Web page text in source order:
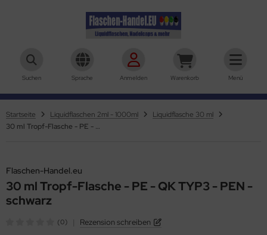
Suchen Sprache Anmelden Warenkorb Menü
Startseite Liquidflaschen 2ml - 1000ml
Liquidflasche 30 ml
30 ml Tropf-Flasche - PE - QK TYP3 - PEN - schwarz
Flaschen-Handel.eu
30 ml Tropf-Flasche - PE - QK TYP3 - PEN -
schwarz
(0) Rezension schreiben